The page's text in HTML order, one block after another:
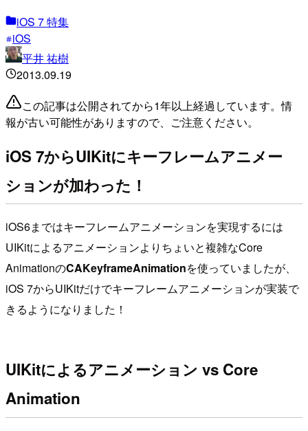
iOS 7 特集
iOS
平井 祐樹
2013.09.19
この記事は公開されてから1年以上経過しています。情
報が古い可能性がありますので、ご注意ください。
iOS 7からUIKitにキーフレームアニメー
ションが加わった！
iOS6まではキーフレームアニメーションを実現するには
UIKitによるアニメーションよりちょいと複雑なCore
AnimationのCAKeyframeAnimationを使っていましたが、
iOS 7からUIKitだけでキーフレームアニメーションが実装で
きるようになりました！
UIKitによるアニメーション vs Core
Animation